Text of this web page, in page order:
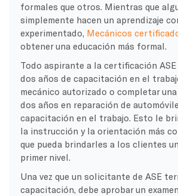
formales que otros. Mientras que
simplemente hacen un aprendizaje
experimentado, Mecánicos
obtener una educación más formal.
Todo aspirante a la certificación
dos años de capacitación en el
mecánico autorizado o completar
dos años en reparación de
capacitación en el trabajo. Esto le
la instrucción y la orientación más
que pueda brindarles a los clientes
primer nivel.
Una vez que un solicitante de ASE
capacitación, debe aprobar un